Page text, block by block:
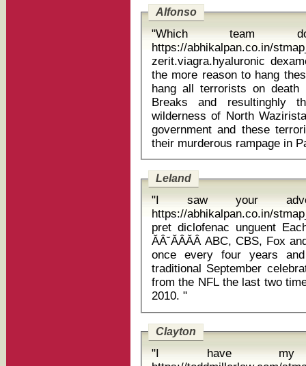
Alfonso
"Which team
https://abhikalpan.co.in/
zerit.viagra.hyaluronic
the more reason to hang
hang all terrorists on
Breaks and resultinghly
wilderness of North
government and these
Leland
"I saw your
https://abhikalpan.co.in/
pret diclofenac unguent Each of the big four broadcast networks
ĂÂ˘ĂÂĂÂ ABC, CBS, Fox
once every four years
traditional September
from the NFL the last two
2010. "
Clayton
"I have my